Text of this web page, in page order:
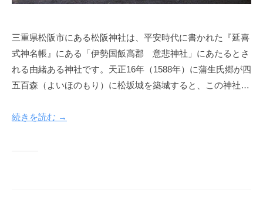
三重県松阪市にある松阪神社は、平安時代に書かれた『延喜
式神名帳』にある「伊勢国飯高郡 意悲神社」にあたるとさ
れる由緒ある神社です。天正16年（1588年）に蒲生氏郷が四
五百森（よいほのもり）に松坂城を築城すると、この神社…
続きを読む →